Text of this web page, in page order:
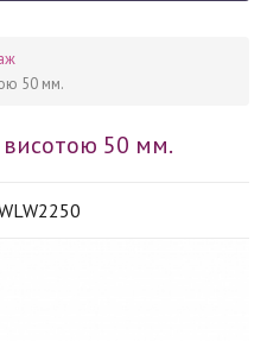
50 мм.
висотою 50 мм.